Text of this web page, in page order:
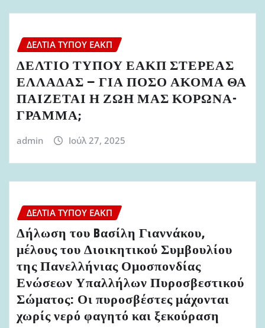
ΔΕΛΤΊΑ ΤΎΠΟΥ ΕΑΚΠ
ΔΕΛΤΙΟ ΤΥΠΟΥ ΕΑΚΠ ΣΤΕΡΕΑΣ
ΕΛΛΑΔΑΣ – ΓΙΑ ΠΟΣΟ ΑΚΟΜΑ ΘΑ
ΠΑΙΖΕΤΑΙ Η ΖΩΗ ΜΑΣ ΚΟΡΩΝΑ-
ΓΡΑΜΜΑ;
admin Ιούλ 27, 2025
ΔΕΛΤΊΑ ΤΎΠΟΥ ΕΑΚΠ
Δήλωση του Bασίλη Γιαννάκου,
μέλους του Διοικητικού Συμβουλίου
της Πανελλήνιας Ομοσπονδίας
Ενώσεων Υπαλλήλων Πυροσβεστικού
Σώματος: Οι πυροσβέστες μάχονται
χωρίς νερό φαγητό και ξεκούραση